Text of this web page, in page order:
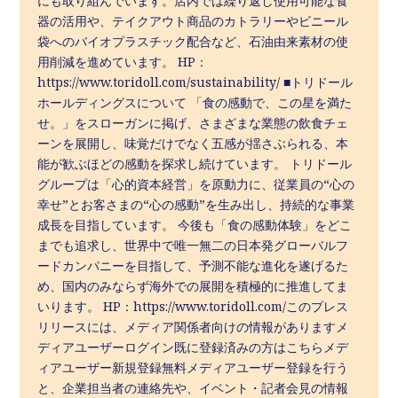
器の活用や、テイクアウト商品のカトラリーやビニール
袋へのバイオプラスチック配合など、石油由来素材の使
用削減を進めています。 HP：
https://www.toridoll.com/sustainability/ ■トリドール
ホールディングスについて 「食の感動で、この星を満た
せ。」をスローガンに掲げ、さまざまな業態の飲食チェ
ーンを展開し、味覚だけでなく五感が揺さぶられる、本
能が歓ぶほどの感動を探求し続けています。 トリドール
グループは「心的資本経営」を原動力に、従業員の“心の
幸せ”とお客さまの“心の感動”を生み出し、持続的な事業
成長を目指しています。 今後も「食の感動体験」をどこ
までも追求し、世界中で唯一無二の日本発グローバルフ
ードカンパニーを目指して、予測不能な進化を遂げるた
め、国内のみならず海外での展開を積極的に推進してま
いります。 HP：https://www.toridoll.com/このプレス
リリースには、メディア関係者向けの情報がありますメ
ディアユーザーログイン既に登録済みの方はこちらメデ
ィアユーザー新規登録無料メディアユーザー登録を行う
と、企業担当者の連絡先や、イベント・記者会見の情報